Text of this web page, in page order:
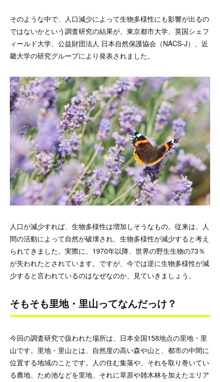
そのような中で、人口減少によって生物多様性にも影響が出るの
ではないかという調査研究の結果が、東京都市大学、英国シェフ
ィールド大学、公益財団法人 日本自然保護協会（NACS-J）、近
畿大学の研究グループにより発表されました。
人口が減少すれば、生物多様性は増加しそうなもの。従来は、人
間の活動によって自然が破壊され、生物多様性が減少すると考え
られてきました。実際に、1970年以降、世界の野生生物の73％
が失われたとされています。ですが、今では逆に生物多様性が減
少すると言われているのはなぜなのか、見ていきましょう。
そもそも里地・里山ってなんだっけ？
今回の調査研究で扱われた場所は、日本全国158地点の里地・里
山です。里地・里山とは、自然度の高い森や山と、都市の中間に
位置する地域のことです。人の住む集落や、それを取り巻いてい
る農地、ため池などを里地、それに草原や雑木林を加えたエリア